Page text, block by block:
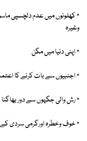
٭ کھلونوں میں عدم دلچسپی
وغیرہ
٭ اپنی دنیا میں مگن
٭ اجنبیوں سے بات کرنے کا
٭ رش والی جگہوں سے دور بھاگنا
٭ خوف وخطرہ اورگرمی سردی